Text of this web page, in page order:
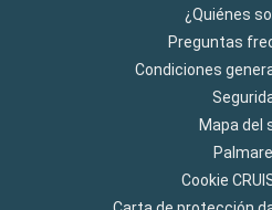
¿Quiénes
Preguntas
Condiciones
Mapa del
Cookie